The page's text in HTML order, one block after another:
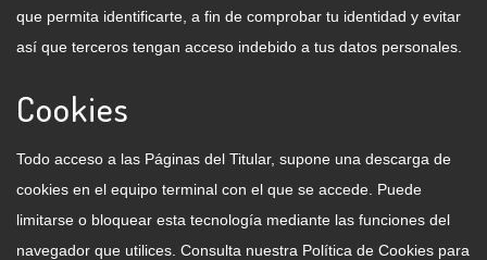
que permita identificarte, a fin de comprobar tu identidad y evitar
así que terceros tengan acceso indebido a tus datos personales.
Cookies
Todo acceso a las Páginas del Titular, supone una descarga de
cookies en el equipo terminal con el que se accede. Puede
limitarse o bloquear esta tecnología mediante las funciones del
navegador que utilices. Consulta nuestra Política de Cookies para